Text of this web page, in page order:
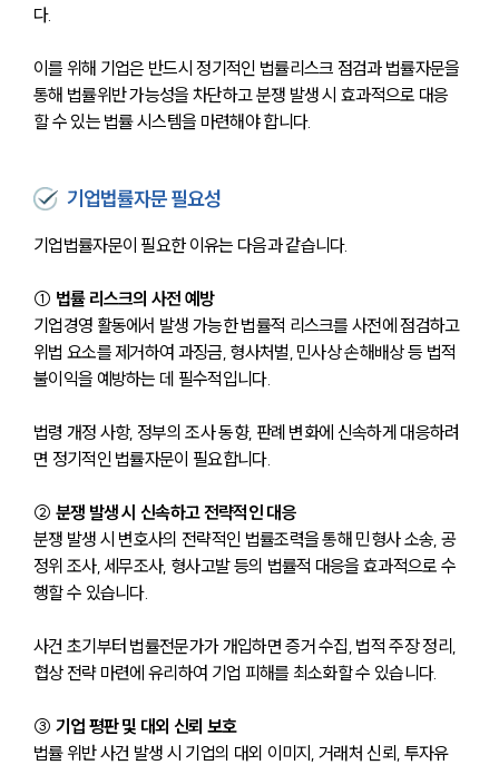
다.
이를 위해 기업은 반드시 정기적인 법률리스크 점검과 법률자문을
통해 법률위반 가능성을 차단하고 분쟁 발생 시 효과적으로 대응
할 수 있는 법률 시스템을 마련해야 합니다.
기업법률자문 필요성
기업법률자문이 필요한 이유는 다음과 같습니다.
① 법률 리스크의 사전 예방
기업경영 활동에서 발생 가능한 법률적 리스크를 사전에 점검하고
위법 요소를 제거하여 과징금, 형사처벌, 민사상 손해배상 등 법적
불이익을 예방하는 데 필수적입니다.
법령 개정 사항, 정부의 조사 동향, 판례 변화에 신속하게 대응하려
면 정기적인 법률자문이 필요합니다.
② 분쟁 발생 시 신속하고 전략적인 대응
분쟁 발생 시 변호사의 전략적인 법률조력을 통해 민형사 소송, 공
정위 조사, 세무조사, 형사고발 등의 법률적 대응을 효과적으로 수
행할 수 있습니다.
사건 초기부터 법률전문가가 개입하면 증거 수집, 법적 주장 정리,
협상 전략 마련에 유리하여 기업 피해를 최소화할 수 있습니다.
③ 기업 평판 및 대외 신뢰 보호
법률 위반 사건 발생 시 기업의 대외 이미지, 거래처 신뢰, 투자유